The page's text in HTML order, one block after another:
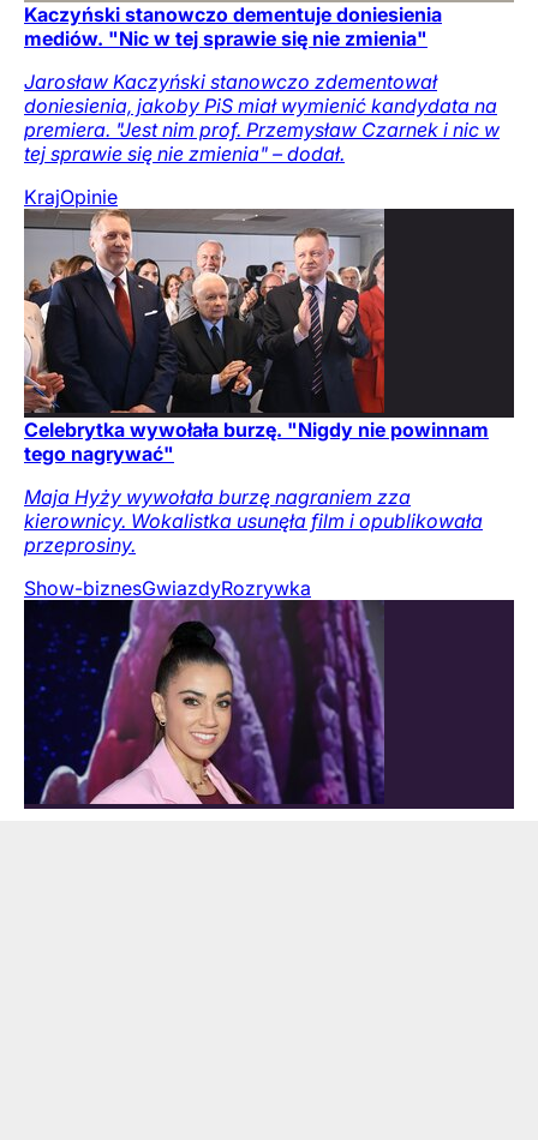
Kaczyński stanowczo dementuje doniesienia
mediów. "Nic w tej sprawie się nie zmienia"
Jarosław Kaczyński stanowczo zdementował
doniesienia, jakoby PiS miał wymienić kandydata na
premiera. "Jest nim prof. Przemysław Czarnek i nic w
tej sprawie się nie zmienia" – dodał.
KrajOpinie
Celebrytka wywołała burzę. "Nigdy nie powinnam
tego nagrywać"
Maja Hyży wywołała burzę nagraniem zza
kierownicy. Wokalistka usunęła film i opublikowała
przeprosiny.
Show-biznesGwiazdyRozrywka